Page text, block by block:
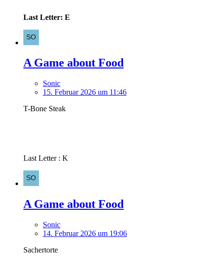
Last Letter: E
A Game about Food
Sonic
15. Februar 2026 um 11:46
T-Bone Steak
Last Letter : K
A Game about Food
Sonic
14. Februar 2026 um 19:06
Sachertorte